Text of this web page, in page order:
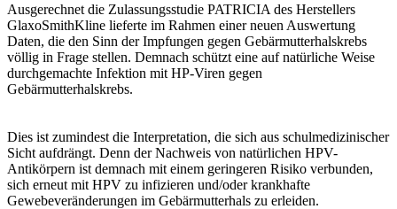
Ausgerechnet die Zulassungsstudie PATRICIA des Herstellers
GlaxoSmithKline lieferte im Rahmen einer neuen Auswertung
Daten, die den Sinn der Impfungen gegen Gebärmutterhalskrebs
völlig in Frage stellen. Demnach schützt eine auf natürliche Weise
durchgemachte Infektion mit HP-Viren gegen
Gebärmutterhalskrebs.
Dies ist zumindest die Interpretation, die sich aus schulmedizinischer
Sicht aufdrängt. Denn der Nachweis von natürlichen HPV-
Antikörpern ist demnach mit einem geringeren Risiko verbunden,
sich erneut mit HPV zu infizieren und/oder krankhafte
Gewebeveränderungen im Gebärmutterhals zu erleiden.